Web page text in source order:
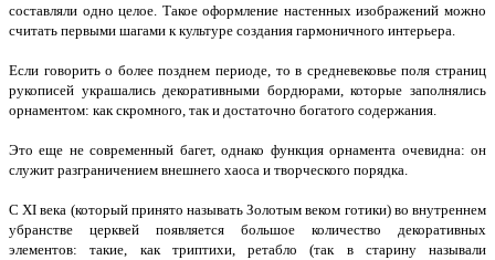
составляли одно целое. Такое оформление настенных изображений можно
считать первыми шагами к культуре создания гармоничного интерьера.
Если говорить о более позднем периоде, то в средневековье поля страниц
рукописей украшались декоративными бордюрами, которые заполнялись
орнаментом: как скромного, так и достаточно богатого содержания.
Это еще не современный багет, однако функция орнамента очевидна: он
служит разграничением внешнего хаоса и творческого порядка.
С XI века (который принято называть Золотым веком готики) во внутреннем
убранстве церквей появляется большое количество декоративных
элементов: такие, как триптихи, ретабло (так в старину называли